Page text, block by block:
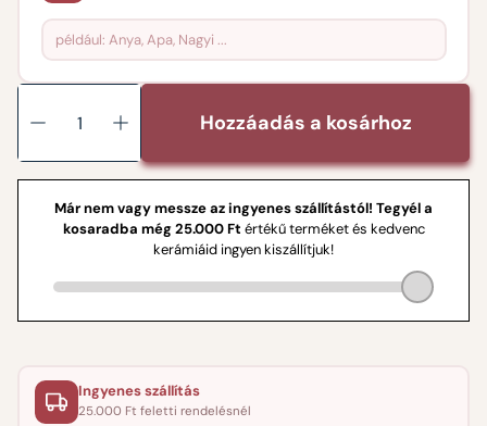
Hozzáadás a kosárhoz
Ingyenes szállítás
25.000 Ft feletti rendelésnél